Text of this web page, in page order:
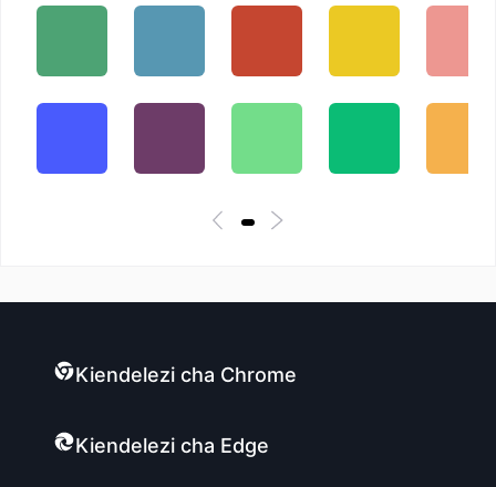
Kiendelezi cha Chrome
Kiendelezi cha Edge